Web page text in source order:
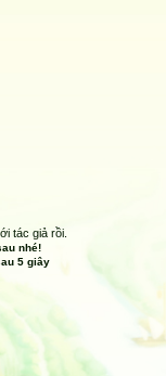
tác giả rồi.
nhé!
5giây